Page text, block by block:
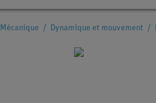
Mécanique Dynamique et mouvement